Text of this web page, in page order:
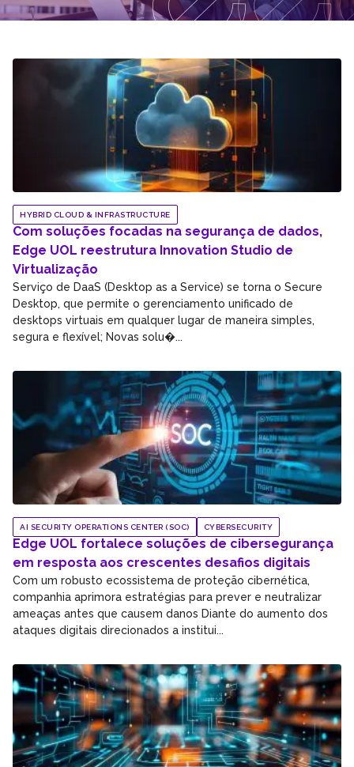
HYBRID CLOUD & INFRASTRUCTURE
Com soluções focadas na segurança de dados,
Edge UOL reestrutura Innovation Studio de
Virtualização
Serviço de DaaS (Desktop as a Service) se torna o Secure
Desktop, que permite o gerenciamento unificado de
desktops virtuais em qualquer lugar de maneira simples,
segura e flexível; Novas solu�...
AI SECURITY OPERATIONS CENTER (SOC) CYBERSECURITY
Edge UOL fortalece soluções de cibersegurança
em resposta aos crescentes desafios digitais
Com um robusto ecossistema de proteção cibernética,
companhia aprimora estratégias para prever e neutralizar
ameaças antes que causem danos Diante do aumento dos
ataques digitais direcionados a institui...